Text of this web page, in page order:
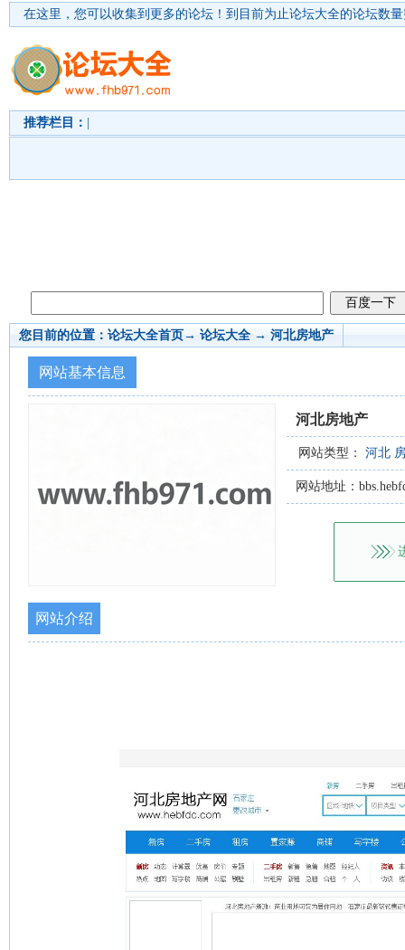
在这里，您可以收集到更多的论坛！ 到目前为止论坛大全的论坛数
推荐栏目：
您目前的位置： 论坛大全首页→ 论坛大全 → 河北房地产
网站基本信息
河北房地产
网站类型： 河北
网站地址：
网站介绍